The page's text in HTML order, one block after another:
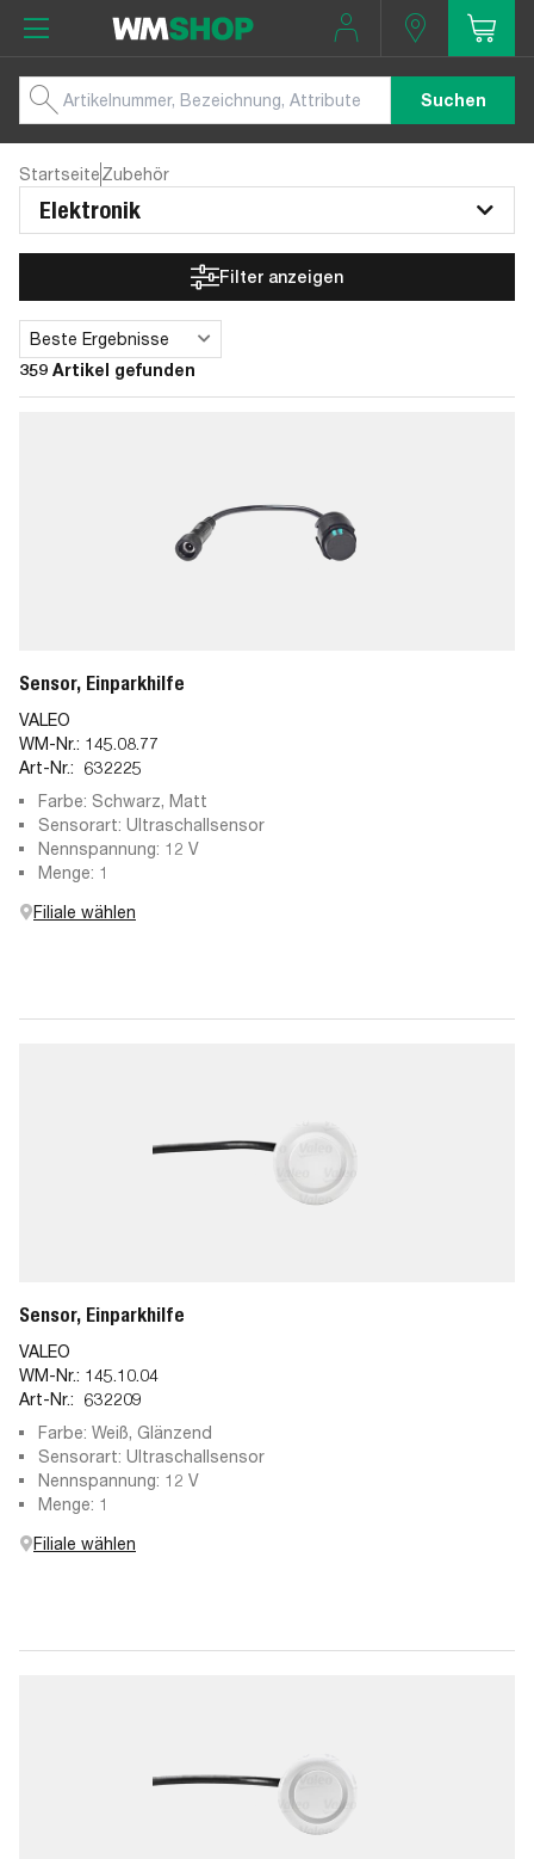
Suchen
StartseiteZubehör
Elektronik
Filter anzeigen
359 Artikel gefunden
Sortieren
Beste Ergebnisse
Sensor, Einparkhilfe
VALEO
WM-Nr.: 145.08.77
Art-Nr.: 632225
Farbe: Schwarz, Matt
Sensorart: Ultraschallsensor
Nennspannung: 12 V
Menge: 1
Filiale wählen
Sensor, Einparkhilfe
VALEO
WM-Nr.: 145.10.04
Art-Nr.: 632209
Farbe: Weiß, Glänzend
Sensorart: Ultraschallsensor
Nennspannung: 12 V
Menge: 1
Filiale wählen